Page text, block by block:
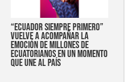
“Ecuador siempre primero”
vuelve a acompañar la
emoción de millones de
ecuatorianos en un momento
que une al país